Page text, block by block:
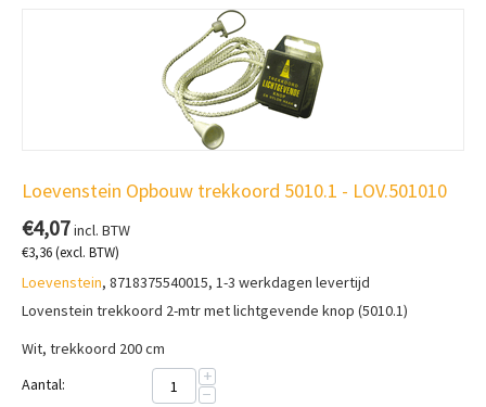
Loevenstein Opbouw trekkoord 5010.1 - LOV.501010
€4,07incl. BTW
€3,36(excl. BTW)
Loevenstein, 8718375540015, 1-3 werkdagen levertijd
Lovenstein trekkoord 2-mtr met lichtgevende knop (5010.1)
Wit, trekkoord 200 cm
Aantal:
+
−